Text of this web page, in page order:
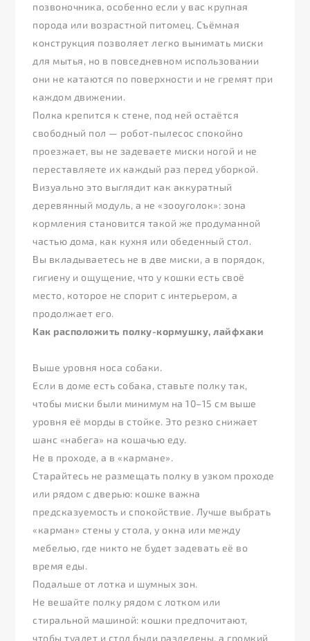
позвоночника, особенно если у вас крупная
порода или возрастной питомец. Съёмная
конструкция позволяет легко вынимать миски
для мытья, но в повседневном использовании
они не катаются по поверхности и не гремят при
каждом движении.
Полка крепится к стене, под ней остаётся
свободный пол — робот‑пылесос спокойно
проезжает, вы не задеваете миски ногой и не
переставляете их каждый раз перед уборкой.
Визуально это выглядит как аккуратный
деревянный модуль, а не «зооуголок»: зона
кормления становится такой же продуманной
частью дома, как кухня или обеденный стол.
Вы вкладываетесь не в две миски, а в порядок,
гигиену и ощущение, что у кошки есть своё
место, которое не спорит с интерьером, а
продолжает его.
Как расположить полку-кормушку, лайфхаки
Выше уровня носа собаки.
Если в доме есть собака, ставьте полку так,
чтобы миски были минимум на 10–15 см выше
уровня её морды в стойке. Это резко снижает
шанс «набега» на кошачью еду.
Не в проходе, а в «кармане».
Старайтесь не размещать полку в узком проходе
или рядом с дверью: кошке важна
предсказуемость и спокойствие. Лучше выбрать
«карман» стены у стола, у окна или между
мебелью, где никто не будет задевать её во
время еды.
Подальше от лотка и шумных зон.
Не вешайте полку рядом с лотком или
стиральной машиной: кошки предпочитают,
чтобы туалет и стол были разделены, а громкий